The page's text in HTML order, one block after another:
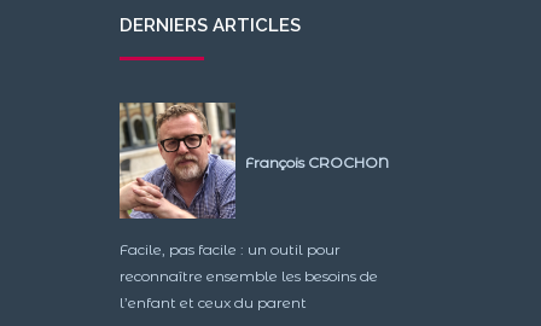
DERNIERS ARTICLES
François CROCHON
Facile, pas facile : un outil pour
reconnaître ensemble les besoins de
l’enfant et ceux du parent